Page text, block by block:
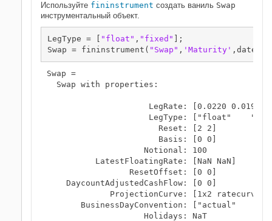
Используйте fininstrument создать ваниль Swap
инструментальный объект.
LegType = [ "float" , "fixed"
];
Swap = fininstrument( "Swap" , 'Maturity'
Swap =
  Swap with properties:
                     LegRate: [0.0220 0.0190]
LegType: ["float"
                       Reset: [2 2]
                       Basis: [0 0]
                    Notional: 100
          LatestFloatingRate: [NaN NaN]
                 ResetOffset: [0 0]
    DaycountAdjustedCashFlow: [0 0]
             ProjectionCurve: [1x2 ratecurve]
BusinessDayConvention: ["actual"
                    Holidays: NaT